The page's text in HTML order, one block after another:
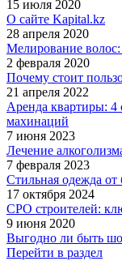
15 июля 2020
О сайте Kapital.kz
28 апреля 2020
Мелирование
2 февраля 2020
Почему стоит
21 апреля 2022
Аренда квартиры: 4
махинаций
7 июня 2023
Лечение
7 февраля 2023
Стильная одежда от
17 октября 2024
СРО строителей:
9 июня 2020
Выгодно ли быть
Перейти в раздел